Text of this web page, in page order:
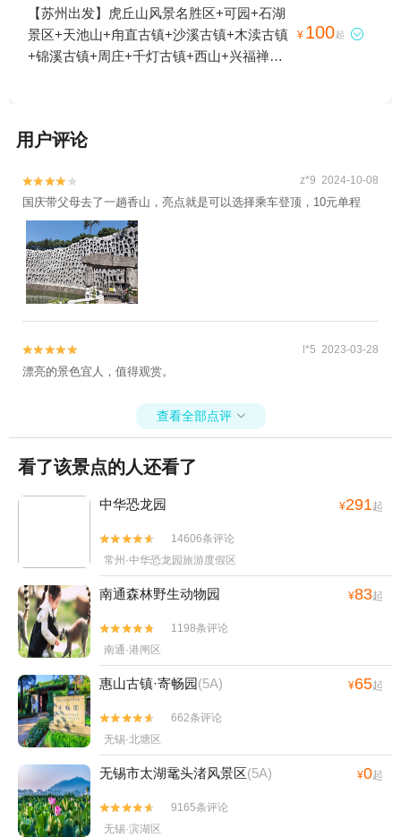
【苏州出发】虎丘山风景名胜区+可园+石湖
景区+天池山+甪直古镇+沙溪古镇+木渎古镇
+锦溪古镇+周庄+千灯古镇+西山+兴福禅寺
植物园+西园寺+洞庭东山+同里古镇+寒山寺
+太仓公园+光福古镇+枫桥苑+枫桥古镇+周
庄张厅+南湖园全福讲寺+罗星洲+耦园+渔洋
山景区+宝岩生态观光园+中国刺绣艺术馆
+白马涧龙池景区+蒋巷村+太仓玫瑰庄园+重
元寺+震泽古镇+凤凰山景区恬庄古街+旺山
风景区+亭林园+太仓牡丹园山庄+凤凰山景
+梅李聚沙园+香山景区+太仓艳阳农庄+震泽
公园+虞山索道+张家港市暨阳湖欢乐世界
+雨花胜境+苏州上方山国家森林公园+太仓
港+平江路历史街区+苏州乐园森林水世界
+尚湖游艇+苏州太湖国家湿地公园+苏州旺
山九龙潭风景区+太湖游船快艇(石公山码
+阳澄湖老许蟹庄+阳澄湖弘阳蟹庄+凤凰山
湖大饭店+锦溪古镇游船+张家港保利大剧院
+甪直忆江南足浴+东方跆拳道馆（沧浪才智
中心馆）+蒋巷生态园+太湖西山玄旸山庄
+甪直儿童主题乐园+苏州静思园酒店+太仓
大剧院+甪直瑶盛陶艺DIY+张家港梦幻海洋
王国+苏州太湖园博园+张家港初见香草园
+寒山寺钟楼+石湖风景区+周庄江南堂客栈
+周庄月上·古筝会馆+太湖雪蚕桑文化园+白
鹤寺+上方山森林动物世界+华谊兄弟电影世
界+苏州古旧书店(人民路店)+黎里古镇+张家
港萌宠动物园+平江路怪楼+苏州太湖湖滨国
家湿地公园+华谊兄弟电影世界星光大道+开
来茶馆 木渎评弹昆曲馆+寒山别院+苏州星空
¥ 100起 
用户评论

 z*9 2024-10-08
国庆带父母去了一趟香山，亮点就是可以选择乘车登顶，10元单程

 l*5 2023-03-28
漂亮的景色宜人，值得观赏。
查看全部点评 
看了该景点的人还看了
中华恐龙园 ¥291起


14606条评论
常州·中华恐龙园旅游度假区
南通森林野生动物园 ¥83起


1198条评论
南通·港闸区
惠山古镇·寄畅园(5A) ¥65起


662条评论
无锡·北塘区
无锡市太湖鼋头渚风景区(5A) ¥0起


9165条评论
无锡·滨湖区